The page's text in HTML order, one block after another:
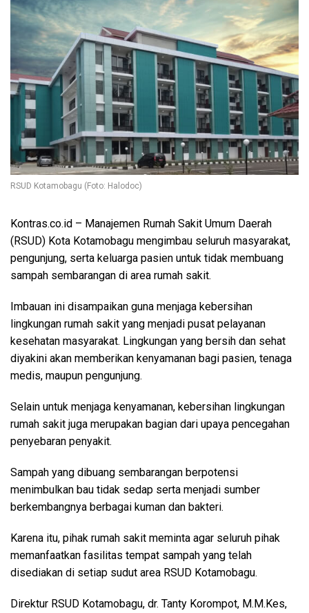
RSUD Kotamobagu (Foto: Halodoc)
Kontras.co.id – Manajemen Rumah Sakit Umum Daerah
(RSUD) Kota Kotamobagu mengimbau seluruh masyarakat,
pengunjung, serta keluarga pasien untuk tidak membuang
sampah sembarangan di area rumah sakit.
Imbauan ini disampaikan guna menjaga kebersihan
lingkungan rumah sakit yang menjadi pusat pelayanan
kesehatan masyarakat. Lingkungan yang bersih dan sehat
diyakini akan memberikan kenyamanan bagi pasien, tenaga
medis, maupun pengunjung.
Selain untuk menjaga kenyamanan, kebersihan lingkungan
rumah sakit juga merupakan bagian dari upaya pencegahan
penyebaran penyakit.
Sampah yang dibuang sembarangan berpotensi
menimbulkan bau tidak sedap serta menjadi sumber
berkembangnya berbagai kuman dan bakteri.
Karena itu, pihak rumah sakit meminta agar seluruh pihak
memanfaatkan fasilitas tempat sampah yang telah
disediakan di setiap sudut area RSUD Kotamobagu.
Direktur RSUD Kotamobagu, dr. Tanty Korompot, M.M.Kes,